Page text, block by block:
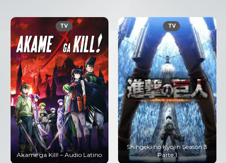
TV
Akame ga Kill! – Audio Latino
TV
Shingeki no Kyojin Season 3
Parte 1